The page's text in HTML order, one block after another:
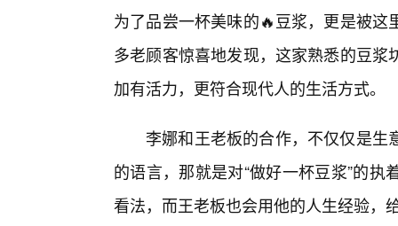
为了品尝一杯美味的🔥豆浆，更是被
多老顾客惊喜地发现，这家熟悉的豆
加有活力，更符合现代人的生活方式。
李娜和王老板的合作，不仅仅是生
的语言，那就是对“做好一杯豆浆”的
看法，而王老板也会用他的人生经验，